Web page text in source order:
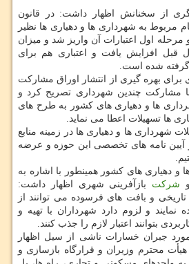
از سخنانش اظهار داشت: در قانون
احكام مربوط به شهرداری ها و دهیاری ها نظیر
ماده (۳۹) احیا و مرحله اول اعتبارات آن واریز شد و میزان
قبل افزایش یافت و اعتباری هم برای
گرفته شده است.
برای بهره گیری از انتشار اوراق مشاركت
مشاركت چندین شهرداری تصریح كرد و
ها و دهیاری های كشور به طرح های
ها تسهیلات اعطا می نماید.
شهرداری ها و دهیاری ها در زمینه منابع
و آیین نامه های تخصصی این حوزه و عرضه
دهیاری های كشور همینطور با اشاره به
شركت بازآفرینی شهری اظهار داشت:
و بافت های فرسوده می توانند از
نمایند و لزوم دارد شهرداران با تهیه و
بتوانند اعتبار لازم را جذب كنند.
جبران خسارات ناشی از سیل اظهار
محترم وزیران و قرارگاه بازسازی و